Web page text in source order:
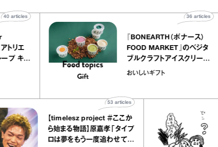
ー アトリエ
クレープ キャ
40articles
『BONEARTH（ボナース
FOOD MARKET』のベ
ブルクラフトアイスクリ
｜真野知子の「おいしい
おいしいギフト
36
【timelesz project ＃ここか
ら始まる物語】原嘉孝「タイプ
ロは夢をもう一度追わせてく
articles